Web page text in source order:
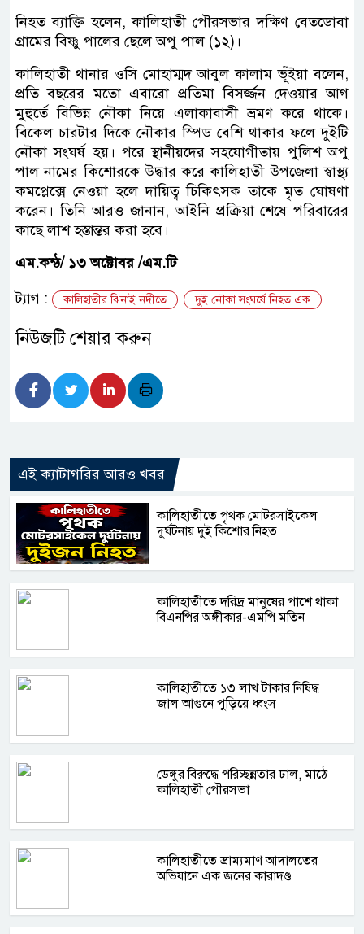
নিহত ব্যাক্তি হলেন, কালিহাতী পৌরসভার দক্ষিণ বেতডোবা
গ্রামের বিষ্ণু পালের ছেলে অপু পাল (১২)।
কালিহাতী থানার ওসি মোহাম্মদ আবুল কালাম ভূঁইয়া বলেন,
প্রতি বছরের মতো এবারো প্রতিমা বিসর্জ্জন দেওয়ার আগ
মুহুর্তে বিভিন্ন নৌকা নিয়ে এলাকাবাসী ভ্রমণ করে থাকে।
বিকেল চারটার দিকে নৌকার স্পিড বেশি থাকার ফলে দুইটি
নৌকা সংঘর্ষ হয়। পরে স্থানীয়দের সহযোগীতায় পুলিশ অপু
পাল নামের কিশোরকে উদ্ধার করে কালিহাতী উপজেলা স্বাস্থ্য
কমপ্লেক্সে নেওয়া হলে দায়িত্ব চিকিৎসক তাকে মৃত ঘোষণা
করেন। তিনি আরও জানান, আইনি প্রক্রিয়া শেষে পরিবারের
কাছে লাশ হস্তান্তর করা হবে।
এম.কন্ঠ/ ১৩ অক্টোবর /এম.টি
ট্যাগ :
কালিহাতীর ঝিনাই নদীতে দুই নৌকা সংঘর্ষে নিহত এক
নিউজটি শেয়ার করুন
এই ক্যাটাগরির আরও খবর
কালিহাতীতে পৃথক মোটরসাইকেল
দুর্ঘটনায় দুই কিশোর নিহত
কালিহাতীতে দরিদ্র মানুষের পাশে থাকা
বিএনপির অঙ্গীকার-এমপি মতিন
কালিহাতীতে ১৩ লাখ টাকার নিষিদ্ধ
জাল আগুনে পুড়িয়ে ধ্বংস
ডেঙ্গুর বিরুদ্ধে পরিচ্ছন্নতার ঢাল, মাঠে
কালিহাতী পৌরসভা
কালিহাতীতে ভ্রাম্যমাণ আদালতের
অভিযানে এক জনের কারাদণ্ড